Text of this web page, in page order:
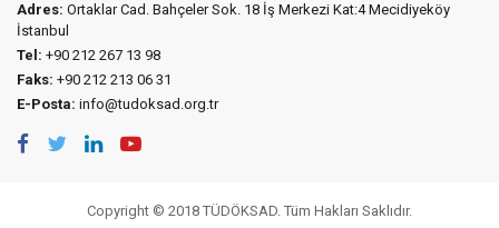
Adres: Ortaklar Cad. Bahçeler Sok. 18 İş Merkezi Kat:4 Mecidiyeköy
İstanbul
Tel: +90 212 267 13 98
Faks: +90 212 213 06 31
E-Posta: info@tudoksad.org.tr
Copyright © 2018 TÜDÖKSAD. Tüm Hakları Saklıdır.